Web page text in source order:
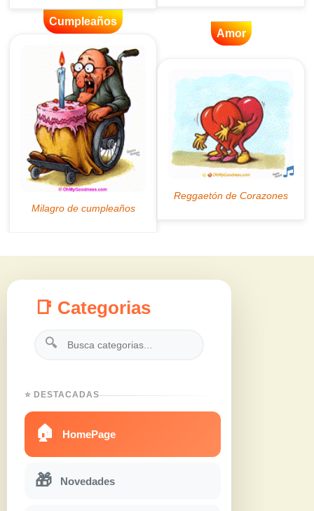
Cumpleaños
Amor
📑 Categorias
🔍
⭐ DESTACADAS
🏠 HomePage
🎁 Novedades